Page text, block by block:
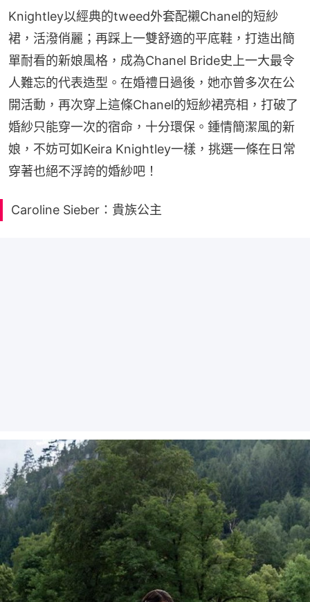
Knightley以經典的tweed外套配襯Chanel的短紗
裙，活潑俏麗；再踩上一雙舒適的平底鞋，打造出簡
單耐看的新娘風格，成為Chanel Bride史上一大最令
人難忘的代表造型。在婚禮日過後，她亦曾多次在公
開活動，再次穿上這條Chanel的短紗裙亮相，打破了
婚紗只能穿一次的宿命，十分環保。鍾情簡潔風的新
娘，不妨可如Keira Knightley一樣，挑選一條在日常
穿著也絕不浮誇的婚紗吧！
Caroline Sieber：貴族公主